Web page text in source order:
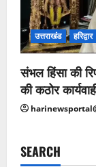
उत्तराखंड हरिद्वार
संभल हिंसा की
की कठोर
SEARCH